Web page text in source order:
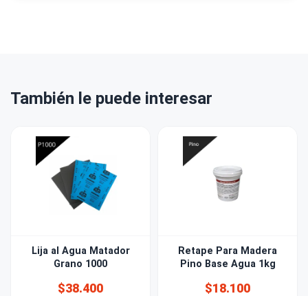
También le puede interesar
Lija al Agua Matador
Grano 1000
$38.400
Retape Para Madera
Pino Base Agua 1kg
$18.100